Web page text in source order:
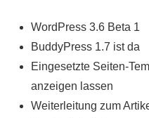
WordPress 3.6 Beta 1
BuddyPress 1.7 ist da
Eingesetzte Seiten-
anzeigen lassen
Weiterleitung zum